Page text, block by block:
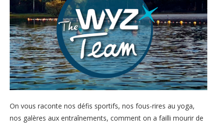
On vous raconte nos défis sportifs, nos fous-rires au yoga,
nos galères aux entraînements, comment on a failli mourir de